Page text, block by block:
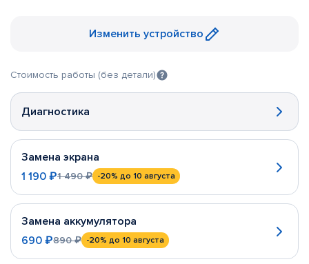
Изменить устройство
Стоимость работы (без детали)
Диагностика
Замена экрана
1 190 ₽1 490 ₽ -20% до 10 августа
Замена аккумулятора
690 ₽890 ₽ -20% до 10 августа